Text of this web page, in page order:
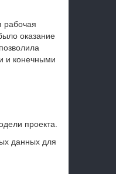
рабочая
оказание
и конечными
проекта.
данных для